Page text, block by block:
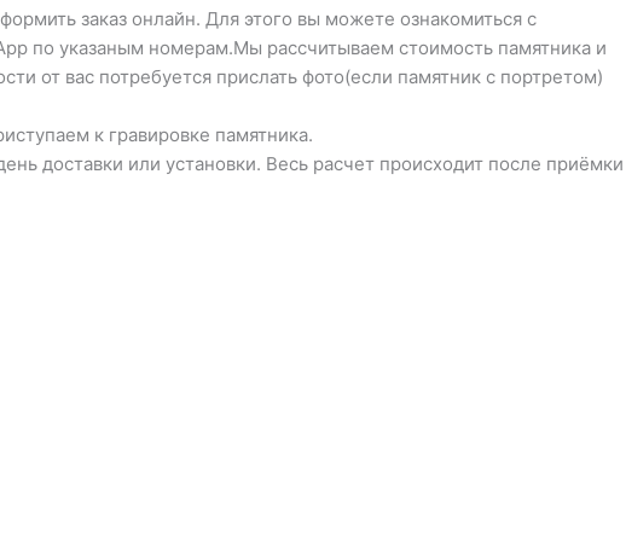
заказ онлайн. Для этого вы можете ознакомиться с
по указаным номерам.Мы рассчитываем стоимость памятника и
от вас потребуется прислать фото(если памятник с портретом)
к гравировке памятника.
доставки или установки. Весь расчет происходит после приёмки